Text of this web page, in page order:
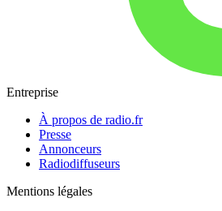
Entreprise
À propos de radio.fr
Presse
Annonceurs
Radiodiffuseurs
Mentions légales